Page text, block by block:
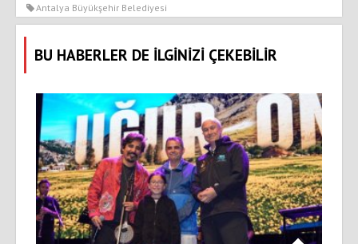
Antalya Büyükşehir Belediyesi
BU HABERLER DE İLGİNİZİ ÇEKEBİLİR